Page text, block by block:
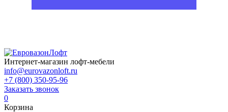
Интернет-магазин лофт-мебели
info@eurovazonloft.ru
+7 (800) 350-95-96
Заказать звонок
0
Корзина